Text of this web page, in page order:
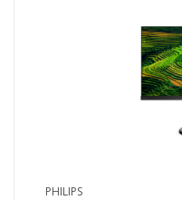
PHILIPS